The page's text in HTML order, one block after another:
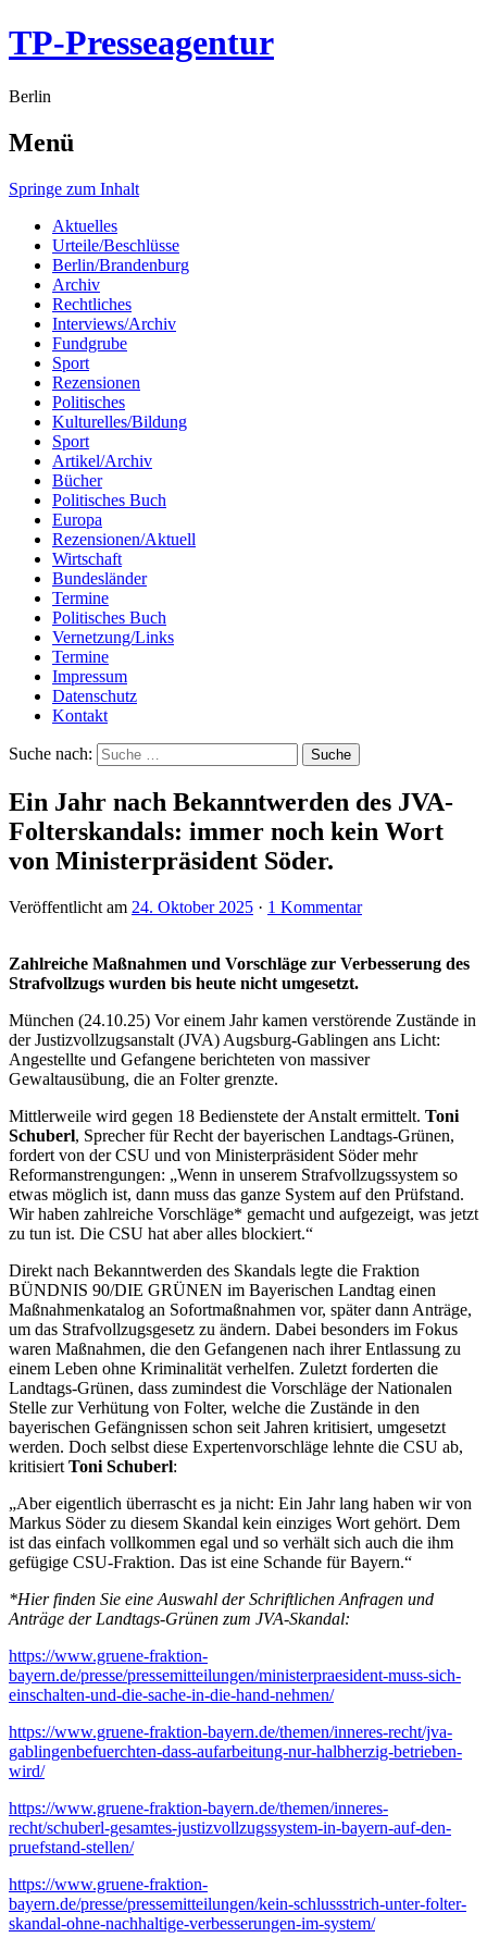
TP-Presseagentur
Berlin
Menü
Springe zum Inhalt
Aktuelles
Urteile/Beschlüsse
Berlin/Brandenburg
Archiv
Rechtliches
Interviews/Archiv
Fundgrube
Sport
Rezensionen
Politisches
Kulturelles/Bildung
Sport
Artikel/Archiv
Bücher
Politisches Buch
Europa
Rezensionen/Aktuell
Wirtschaft
Bundesländer
Termine
Politisches Buch
Vernetzung/Links
Termine
Impressum
Datenschutz
Kontakt
Suche nach:
Ein Jahr nach Bekanntwerden des JVA-
Folterskandals: immer noch kein Wort
von Ministerpräsident Söder.
Veröffentlicht am 24. Oktober 2025 · 1 Kommentar
Zahlreiche Maßnahmen und Vorschläge zur Verbesserung des
Strafvollzugs wurden bis heute nicht umgesetzt.
München (24.10.25) Vor einem Jahr kamen verstörende Zustände in
der Justizvollzugsanstalt (JVA) Augsburg-Gablingen ans Licht:
Angestellte und Gefangene berichteten von massiver
Gewaltausübung, die an Folter grenzte.
Mittlerweile wird gegen 18 Bedienstete der Anstalt ermittelt. Toni
Schuberl, Sprecher für Recht der bayerischen Landtags-Grünen,
fordert von der CSU und von Ministerpräsident Söder mehr
Reformanstrengungen: „Wenn in unserem Strafvollzugssystem so
etwas möglich ist, dann muss das ganze System auf den Prüfstand.
Wir haben zahlreiche Vorschläge* gemacht und aufgezeigt, was jetzt
zu tun ist. Die CSU hat aber alles blockiert.“
Direkt nach Bekanntwerden des Skandals legte die Fraktion
BÜNDNIS 90/DIE GRÜNEN im Bayerischen Landtag einen
Maßnahmenkatalog an Sofortmaßnahmen vor, später dann Anträge,
um das Strafvollzugsgesetz zu ändern. Dabei besonders im Fokus
waren Maßnahmen, die den Gefangenen nach ihrer Entlassung zu
einem Leben ohne Kriminalität verhelfen. Zuletzt forderten die
Landtags-Grünen, dass zumindest die Vorschläge der Nationalen
Stelle zur Verhütung von Folter, welche die Zustände in den
bayerischen Gefängnissen schon seit Jahren kritisiert, umgesetzt
werden. Doch selbst diese Expertenvorschläge lehnte die CSU ab,
kritisiert Toni Schuberl:
„Aber eigentlich überrascht es ja nicht: Ein Jahr lang haben wir von
Markus Söder zu diesem Skandal kein einziges Wort gehört. Dem
ist das einfach vollkommen egal und so verhält sich auch die ihm
gefügige CSU-Fraktion. Das ist eine Schande für Bayern.“
*Hier finden Sie eine Auswahl der Schriftlichen Anfragen und
Anträge der Landtags-Grünen zum JVA-Skandal:
https://www.gruene-fraktion-
bayern.de/presse/pressemitteilungen/ministerpraesident-muss-sich-
einschalten-und-die-sache-in-die-hand-nehmen/
https://www.gruene-fraktion-bayern.de/themen/inneres-recht/jva-
gablingenbefuerchten-dass-aufarbeitung-nur-halbherzig-betrieben-
wird/
https://www.gruene-fraktion-bayern.de/themen/inneres-
recht/schuberl-gesamtes-justizvollzugssystem-in-bayern-auf-den-
pruefstand-stellen/
https://www.gruene-fraktion-
bayern.de/presse/pressemitteilungen/kein-schlussstrich-unter-folter-
skandal-ohne-nachhaltige-verbesserungen-im-system/